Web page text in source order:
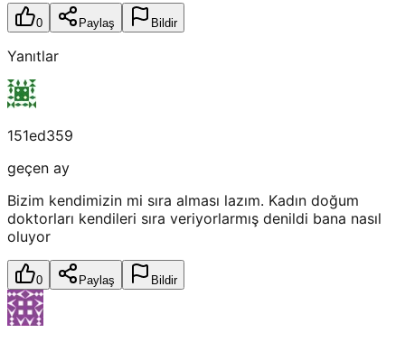
0 Paylaş Bildir
Yanıtlar
151ed359
geçen ay
Bizim kendimizin mi sıra alması lazım. Kadın doğum
doktorları kendileri sıra veriyorlarmış denildi bana nasıl
oluyor
0 Paylaş Bildir